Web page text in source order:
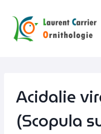
contenu
Acidalie
(Scopula